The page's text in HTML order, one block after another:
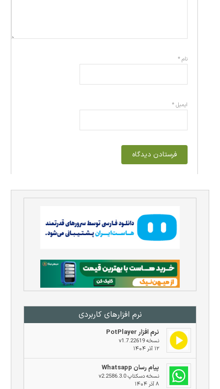
نرم افزار‌های کاربردی
نرم افزار PotPlayer
نسخه v1.7.22619
۱۲ آذر ۱۴۰۴
پیام رسان Whatsapp
نسخه دسکتاپ v2.2586.3.0
۸ آذر ۱۴۰۴
نام*
ایمیل*